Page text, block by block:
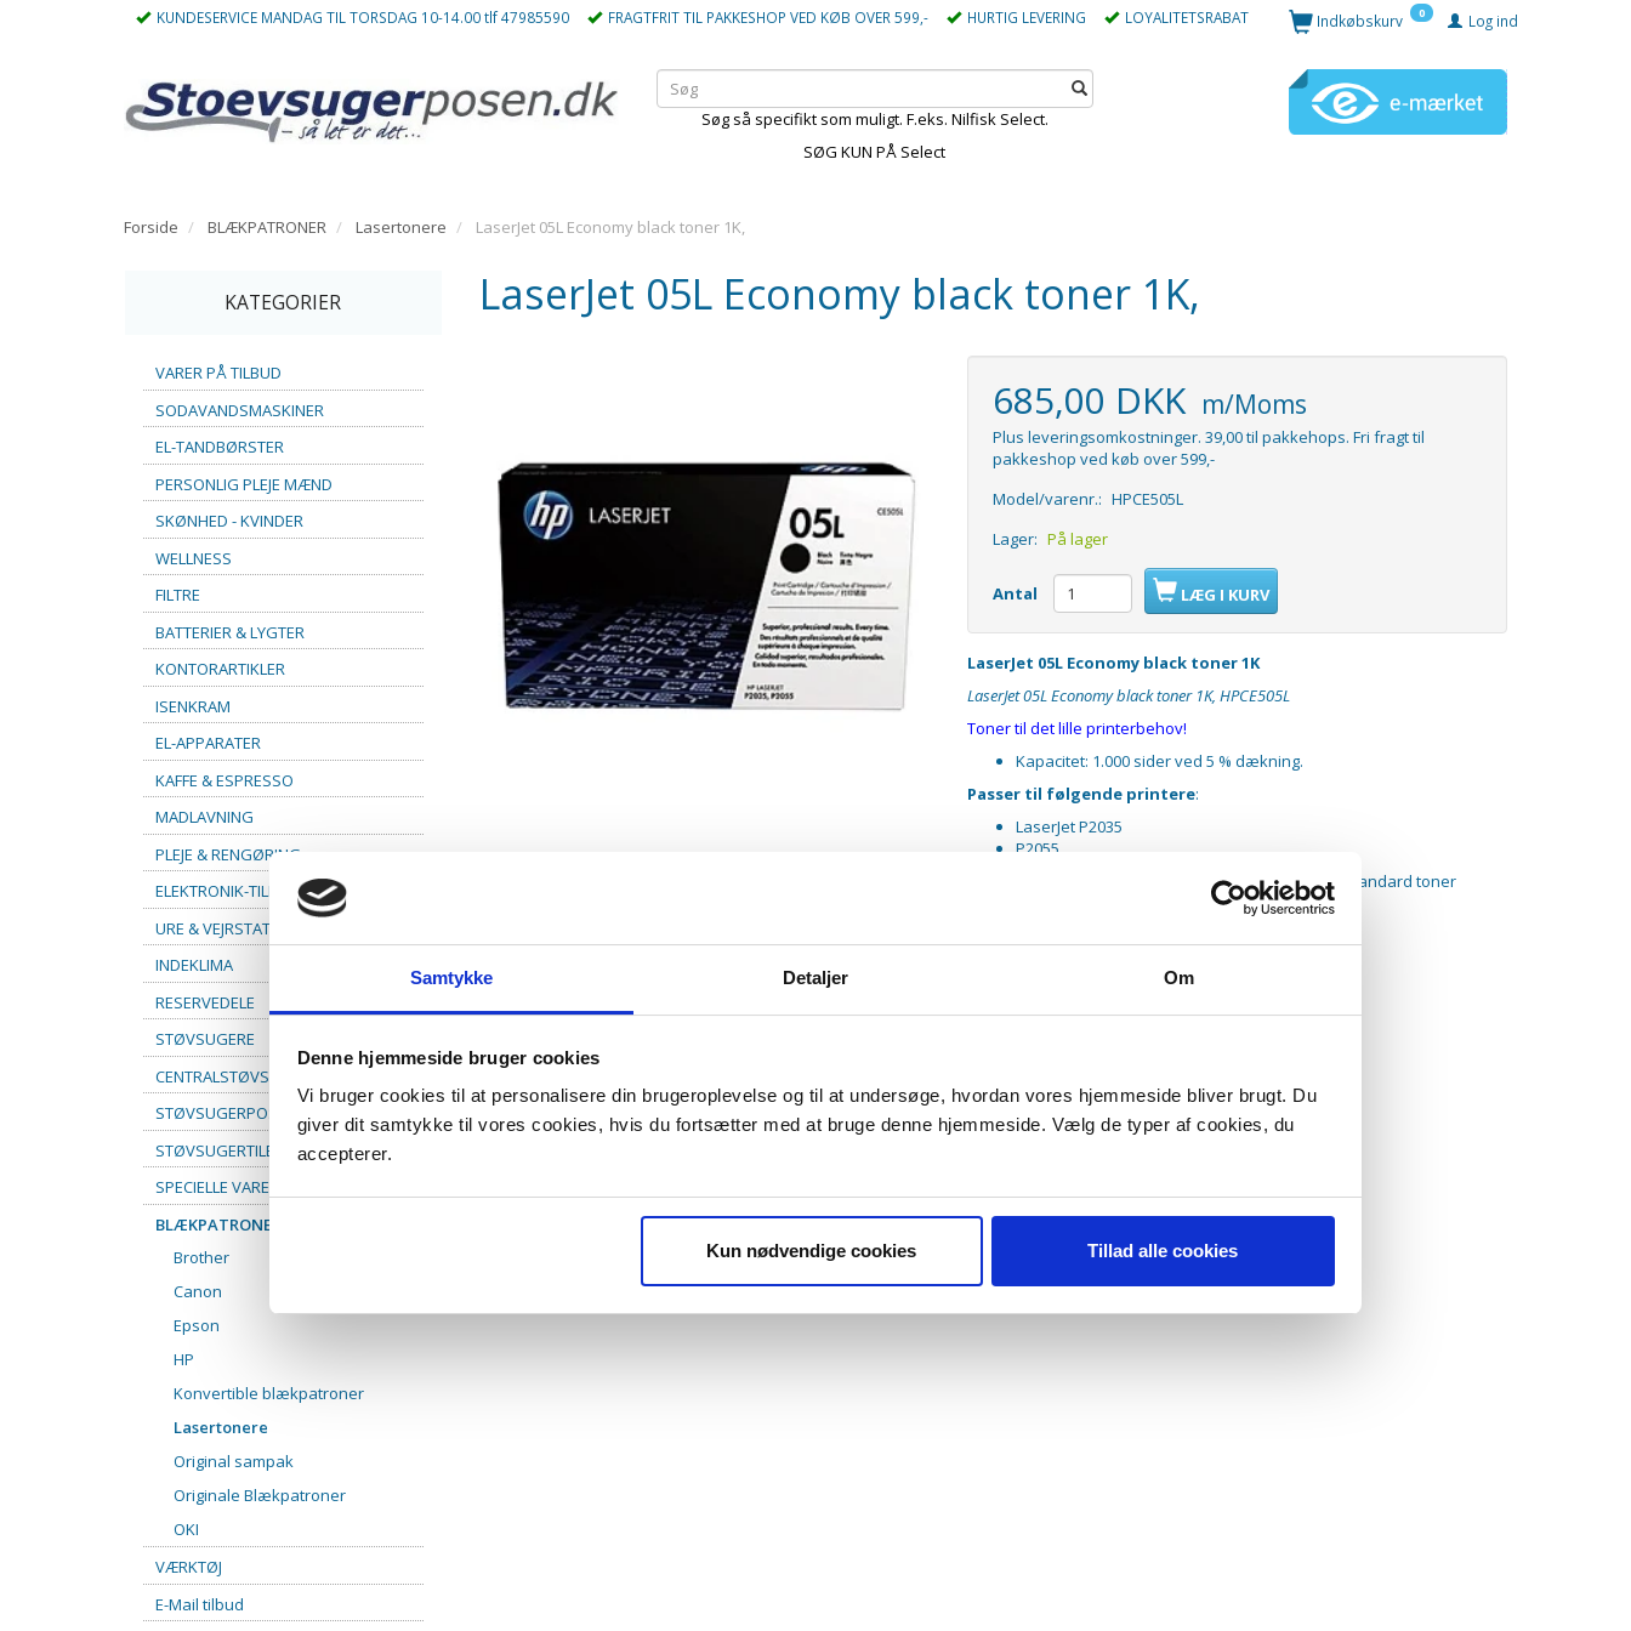
Samtykke Detaljer Om
Denne hjemmeside bruger cookies
Vi bruger cookies til at personalisere din brugeroplevelse og til at undersøge, hvordan vores hjemmeside bliver brugt. Du
giver dit samtykke til vores cookies, hvis du fortsætter med at bruge denne hjemmeside. Vælg de typer af cookies, du
accepterer.
Kun nødvendige cookies Tillad alle cookies
KUNDESERVICE MANDAG TIL TORSDAG 10-14.00 tlf 47985590 FRAGTFRIT TIL PAKKESHOP VED KØB OVER 599,- HURTIG LEVERING LOYALITETSRABAT Log ind
Indkøbskurv 0
Søg så specifikt som muligt. F.eks. Nilfisk Select.
SØG KUN PÅ Select
Forside BLÆKPATRONER Lasertonere LaserJet 05L Economy black toner 1K,
KATEGORIER
VARER PÅ TILBUD
SODAVANDSMASKINER
EL-TANDBØRSTER
PERSONLIG PLEJE MÆND
SKØNHED - KVINDER
WELLNESS
FILTRE
BATTERIER & LYGTER
KONTORARTIKLER
ISENKRAM
EL-APPARATER
KAFFE & ESPRESSO
MADLAVNING
PLEJE & RENGØRING
ELEKTRONIK-TILBEHØR
URE & VEJRSTATIONER
INDEKLIMA
RESERVEDELE
STØVSUGERE
CENTRALSTØVSUGER
STØVSUGERPOSER
STØVSUGERTILBEHØR
SPECIELLE VARER
BLÆKPATRONER
Brother
Canon
Epson
HP
Konvertible blækpatroner
Lasertonere
Original sampak
Originale Blækpatroner
OKI
VÆRKTØJ
E-Mail tilbud
LaserJet 05L Economy black toner 1K,
685,00 DKK m/Moms
Plus leveringsomkostninger. 39,00 til pakkehops. Fri fragt til
pakkeshop ved køb over 599,-
Model/varenr.: HPCE505L
Lager: På lager
Antal LÆG I KURV
LaserJet 05L Economy black toner 1K
LaserJet 05L Economy black toner 1K, HPCE505L
Toner til det lille printerbehov!
Kapacitet: 1.000 sider ved 5 % dækning.
Passer til følgende printere:
LaserJet P2035
P2055
Denne Economy toner er op til 30% billigere end en standard toner